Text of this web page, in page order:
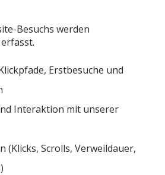
Besuchs werden
Erstbesuche und
Interaktion mit unserer
(Klicks, Scrolls, Verweildauer,